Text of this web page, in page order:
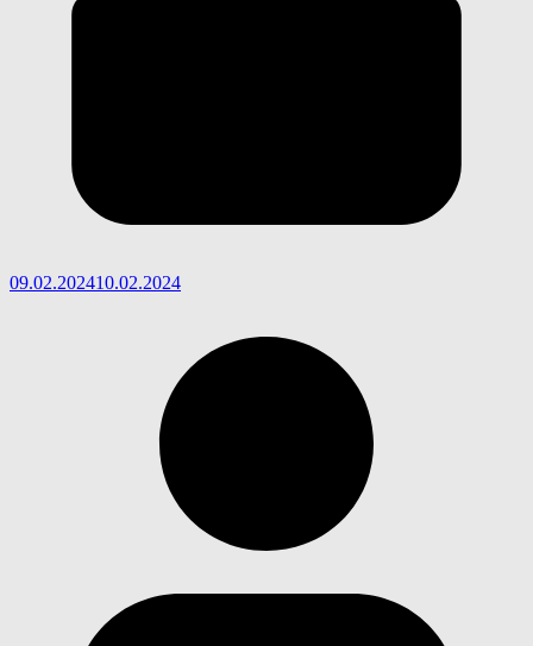
09.02.202410.02.2024